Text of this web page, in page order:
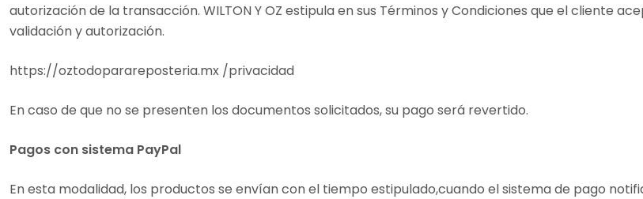
autorización de la transacción. WILTON Y OZ estipula en sus Términos y Condiciones que el cliente
validación y autorización.
https://oztodoparareposteria.mx /privacidad
En caso de que no se presenten los documentos solicitados, su pago será revertido.
Pagos con sistema PayPal
En esta modalidad, los productos se envían con el tiempo estipulado,cuando el sistema de pago